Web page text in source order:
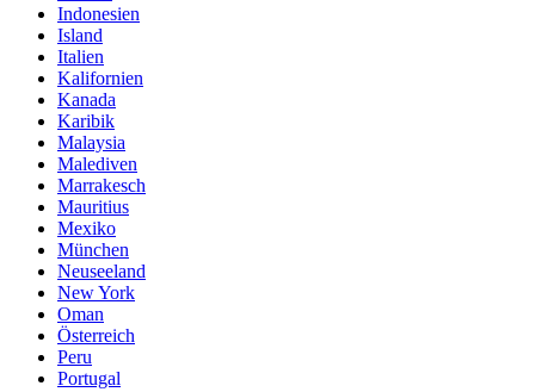
Indonesien
Island
Italien
Kalifornien
Kanada
Karibik
Malaysia
Malediven
Marrakesch
Mauritius
Mexiko
München
Neuseeland
New York
Oman
Österreich
Peru
Portugal